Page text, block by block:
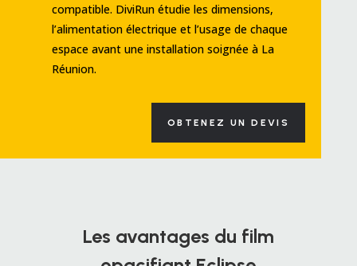
compatible. DiviRun étudie les dimensions,
l’alimentation électrique et l’usage de chaque
espace avant une installation soignée à La
Réunion.
OBTENEZ UN DEVIS
Les avantages du film